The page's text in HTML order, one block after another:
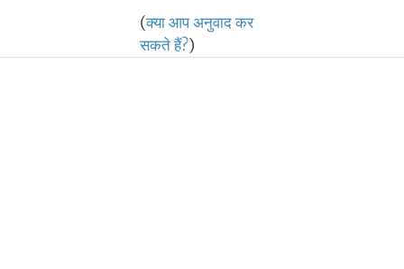
(क्या आप अनुवाद कर
सकते हैं?)